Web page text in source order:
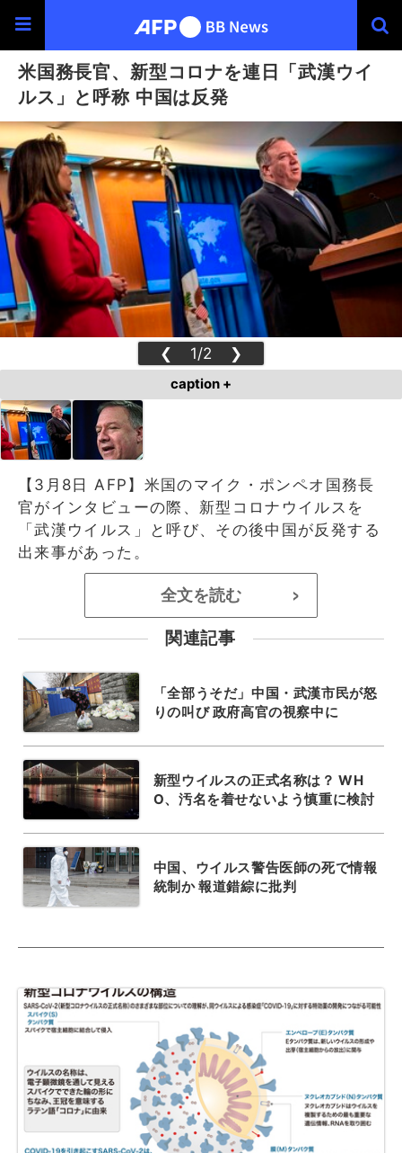
米国務長官、新型コロナを連日「武漢ウイ
ルス」と呼称 中国は反発
❮ 1/2 ❯
caption +
【3月8日 AFP】米国のマイク・ポンペオ国務長
官がインタビューの際、新型コロナウイルスを
「武漢ウイルス」と呼び、その後中国が反発する
出来事があった。
全文を読む >
関連記事
「全部うそだ」中国・武漢市民が怒
りの叫び 政府高官の視察中に
新型ウイルスの正式名称は？ WH
O、汚名を着せないよう慎重に検討
中国、ウイルス警告医師の死で情報
統制か 報道錯綜に批判